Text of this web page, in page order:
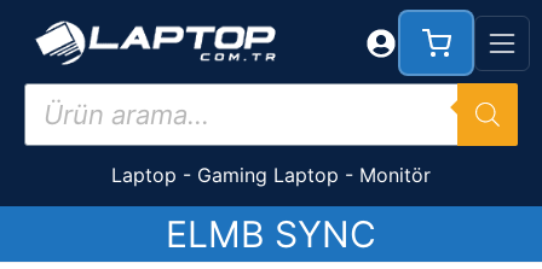
Products
search
Laptop - Gaming Laptop - Monitör
ELMB SYNC